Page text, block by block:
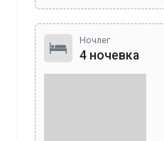
Ночлег
4 ночевка